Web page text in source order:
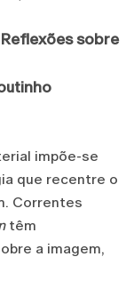
sobre
impõe-se
que recentre o
Correntes
têm
a imagem,